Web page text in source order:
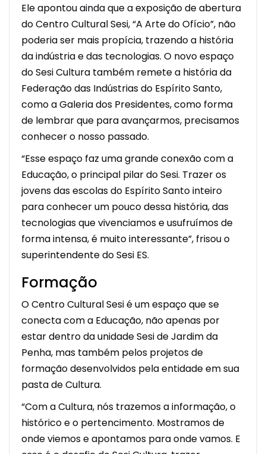
Ele apontou ainda que a exposição de abertura
do Centro Cultural Sesi, “A Arte do Ofício”, não
poderia ser mais propícia, trazendo a história
da indústria e das tecnologias. O novo espaço
do Sesi Cultura também remete a história da
Federação das Indústrias do Espírito Santo,
como a Galeria dos Presidentes, como forma
de lembrar que para avançarmos, precisamos
conhecer o nosso passado.
“Esse espaço faz uma grande conexão com a
Educação, o principal pilar do Sesi. Trazer os
jovens das escolas do Espírito Santo inteiro
para conhecer um pouco dessa história, das
tecnologias que vivenciamos e usufruímos de
forma intensa, é muito interessante”, frisou o
superintendente do Sesi ES.
Formação
O Centro Cultural Sesi é um espaço que se
conecta com a Educação, não apenas por
estar dentro da unidade Sesi de Jardim da
Penha, mas também pelos projetos de
formação desenvolvidos pela entidade em sua
pasta de Cultura.
“Com a Cultura, nós trazemos a informação, o
histórico e o pertencimento. Mostramos de
onde viemos e apontamos para onde vamos. E